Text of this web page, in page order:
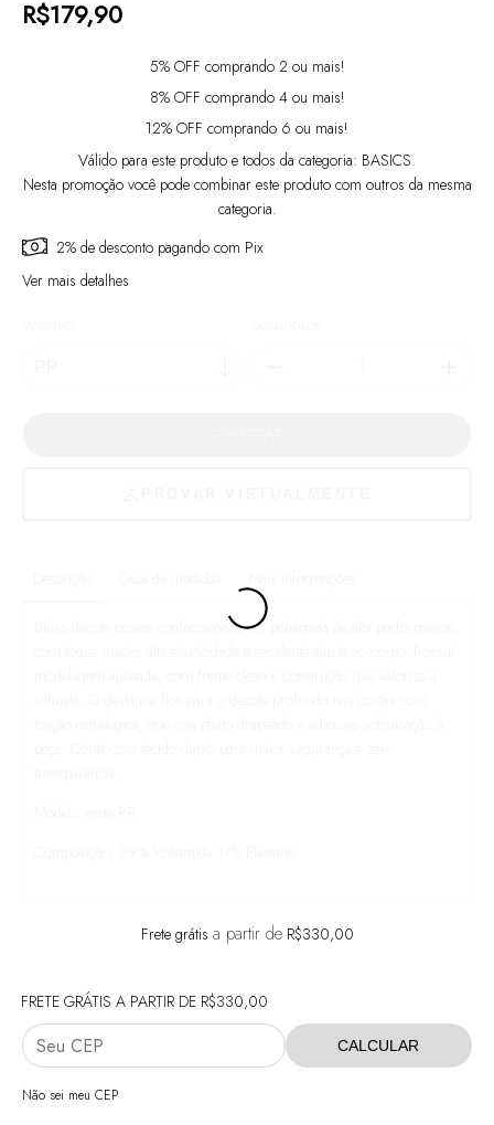
R$179,90
5% OFF comprando 2 ou mais!
8% OFF comprando 4 ou mais!
12% OFF comprando 6 ou mais!
Válido para este produto e todos da categoria: BASICS.
Nesta promoção você pode combinar este produto com outros da mesma
categoria.
2% de desconto pagando com Pix
Ver mais detalhes
Blusa decote costas confeccionada em poliamida de alta performance,
Frete grátis a partir de R$330,00
FRETE GRÁTIS A PARTIR DE R$330,00
CALCULAR
Não sei meu CEP